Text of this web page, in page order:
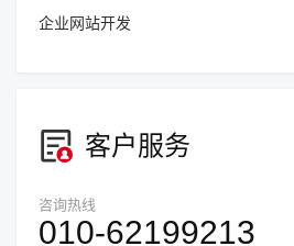
企业网站开发
客户服务
咨询热线
010-62199213